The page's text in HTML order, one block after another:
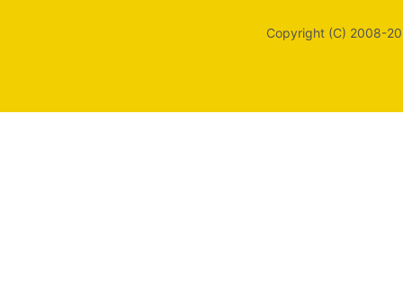
Copyright (C) 2008-